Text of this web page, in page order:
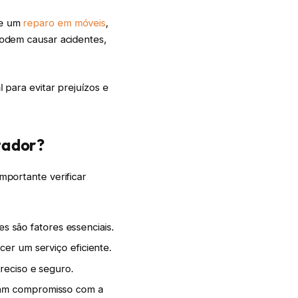
umreparo em móveis,
causar acidentes,
para evitar prejuízos e
verificar
são fatores essenciais.
um serviço eficiente.
e seguro.
compromisso com a